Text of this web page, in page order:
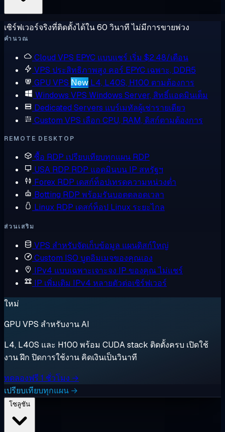
เซิร์ฟเวอร์จริงที่ติดตั้งได้ใน 60 วินาที ไม่มีการขายพ่วง
คำนวณ
Cloud VPS EPYC แบบแชร์ เริ่ม $2.48/เดือน
VPS ประสิทธิภาพสูง คอร์ EPYC เฉพาะ, DDR5
GPU VPS New L4, L40S, H100 ตามต้องการ
Windows VPS Windows Server, สิทธิ์แอดมินเต็ม
Dedicated Servers แบร์เมทัลผู้เช่ารายเดียว
Custom VPS เลือก CPU, RAM, ดิสก์ตามต้องการ
REMOTE DESKTOP
ซื้อ RDP เปรียบเทียบทุกแผน RDP
USA RDP RDP แอดมินบน IP สหรัฐฯ
Forex RDP เดสก์ท็อปเทรดความหน่วงต่ำ
Botting RDP พร้อมรันบอตตลอดเวลา
Linux RDP เดสก์ท็อป Linux ระยะไกล
ส่วนเสริม
VPS สำหรับจัดเก็บข้อมูล แผนดิสก์ใหญ่
Custom ISO บูตอิมเมจของคุณเอง
IPv4 แบบเฉพาะเจาะจง IP ของคุณ ไม่แชร์
IP เพิ่มเติม IPv4 หลายตัวต่อเซิร์ฟเวอร์
ใหม่
GPU VPS สำหรับงาน AI
L4, L40S และ H100 พร้อม CUDA stack ติดตั้งครบ เปิดใช้
งาน ฝึก ปิดการใช้งาน คิดเงินเป็นวินาที
ทดลองฟรี 1 ชั่วโมง →
เปรียบเทียบทุกแผน →